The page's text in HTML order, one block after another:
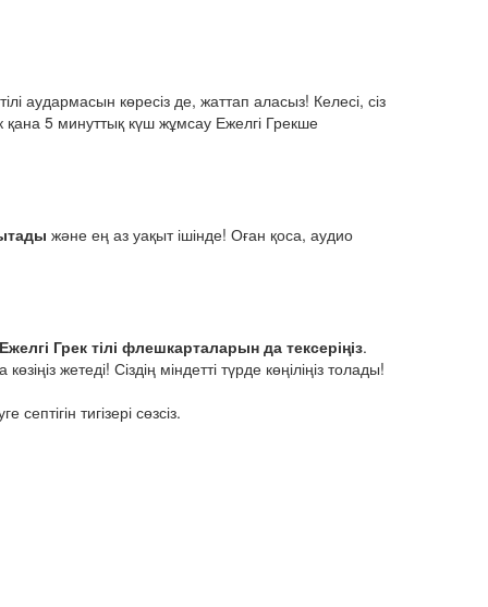
аудармасын көресіз де, жаттап аласыз! Келесі, сіз
қана 5 минуттық күш жұмсау Ежелгі Грекше
және ең аз уақыт ішінде! Оған қоса, аудио
Грек тілі флешкарталарын да тексеріңіз.
жетеді! Сіздің міндетті түрде көңіліңіз толады!
тигізері сөзсіз.